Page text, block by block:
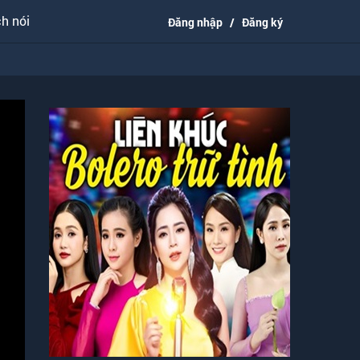
nói Đăng nhập / Đăng ký